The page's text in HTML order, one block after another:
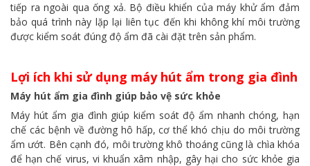
tiếp ra ngoài qua ống xả. Bộ điều khiển của máy khử ẩm đảm
bảo quá trình này lặp lại liên tục đến khi không khí môi trường
được kiểm soát đúng độ ẩm đã cài đặt trên sản phẩm.
Lợi ích khi sử dụng máy hút ẩm trong gia đình
Máy hút ẩm gia đình giúp bảo vệ sức khỏe
Máy hút ẩm gia đình giúp kiểm soát độ ẩm nhanh chóng, hạn
chế các bệnh về đường hô hấp, cơ thể khó chịu do môi trường
ẩm ướt. Bên cạnh đó, môi trường khô thoáng cũng là chìa khóa
để hạn chế virus, vi khuẩn xâm nhập, gây hại cho sức khỏe gia